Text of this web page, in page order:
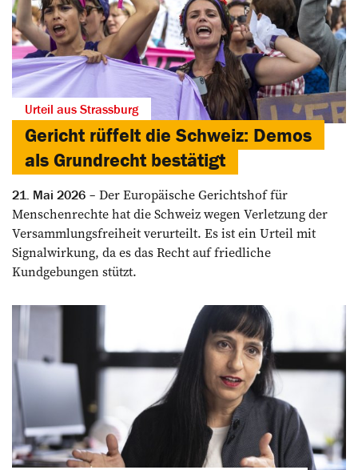
Urteil aus Strassburg
Gericht rüffelt die Schweiz: Demos
als Grundrecht bestätigt
21. Mai 2026
Der Europäische Gerichtshof für
Menschenrechte hat die Schweiz wegen Verletzung der
Versammlungsfreiheit verurteilt. Es ist ein Urteil mit
Signalwirkung, da es das Recht auf friedliche
Kundgebungen stützt.